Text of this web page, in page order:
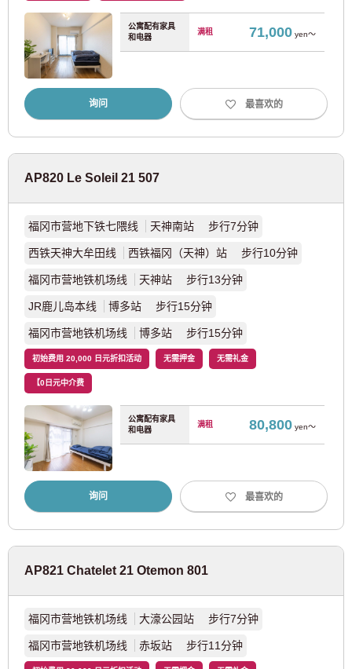
公寓配有家具
和电器
满租 71,000yen～
询问 最喜欢的
AP820 Le Soleil 21 507
福冈市营地下铁七隈线 天神南站 步行7分钟
西铁天神大牟田线 西铁福冈（天神）站 步行10分钟
福冈市营地铁机场线 天神站 步行13分钟
JR鹿儿岛本线 博多站 步行15分钟
福冈市营地铁机场线 博多站 步行15分钟
初始费用 20,000 日元折扣活动 无需押金 无需礼金
【0日元中介费
公寓配有家具
和电器
满租 80,800yen～
询问 最喜欢的
AP821 Chatelet 21 Otemon 801
福冈市营地铁机场线 大濠公园站 步行7分钟
福冈市营地铁机场线 赤坂站 步行11分钟
札幌市营地铁东宝线 (1)